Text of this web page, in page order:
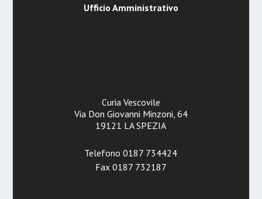
Ufficio Amministrativo
Curia Vescovile
Via Don Giovanni Minzoni, 64
19121 LA SPEZIA
Telefono 0187 734424
Fax 0187 732187